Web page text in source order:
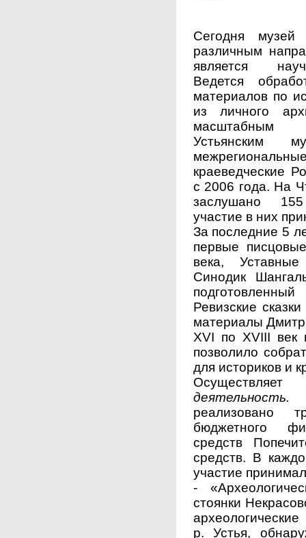
Сегодня музей
различным
является
Ведется
материалов по
из личного
масштабным
Устьянским
краеведческие
с 2006 года. На
заслушано 155
участие в них
За последние 5
первые
века,
Синодик
Ревизские
материалы
XVI по XVIII век
позволило
для историков и
реализовано
бюджетного
средств
средств. В
участие
-
стоянки
р. Устья,